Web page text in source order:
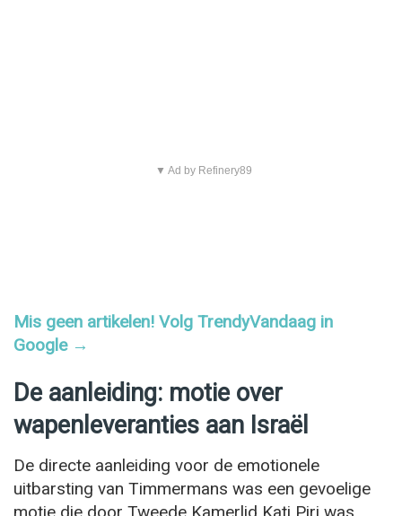
▼ Ad by Refinery89
Mis geen artikelen! Volg TrendyVandaag in
Google →
De aanleiding: motie over
wapenleveranties aan Israël
De directe aanleiding voor de emotionele
uitbarsting van Timmermans was een gevoelige
motie die door Tweede Kamerlid Kati Piri was